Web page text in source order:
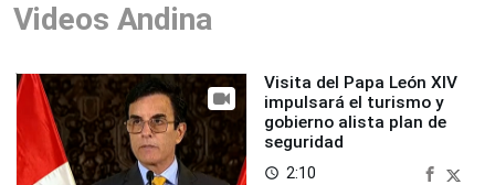
Videos Andina
Visita del Papa León XIV
impulsará el turismo y
gobierno alista plan de
seguridad
access_time 2:10